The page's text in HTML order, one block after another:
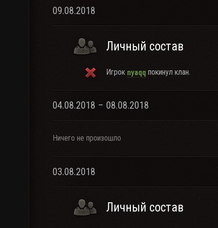
09.08.2018
Личный состав
Игрок nyaqq покинул клан.
04.08.2018 – 08.08.2018
Ничего не произошло
03.08.2018
Личный состав